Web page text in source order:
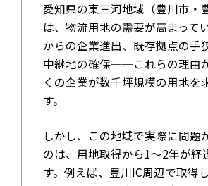
愛知県の東三河地域（豊川市・
は、物流用地の需要が高まって
からの企業進出、既存拠点の手
中継地の確保──これらの理由
くの企業が数千坪規模の用地を
す。
しかし、この地域で実際に問題
のは、用地取得から1〜2年が経
す。例えば、豊川IC周辺で取得